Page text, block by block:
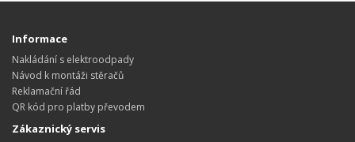
Informace
Nakládání s elektroodpady
Návod k montáži stěračů
Reklamační řád
QR kód pro platby převodem
Zákaznický servis